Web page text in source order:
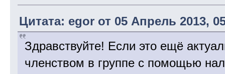
Цитата: egor от 05 Апрель 2013,
Здравствуйте! Если это ещё
членством в группе с помощью